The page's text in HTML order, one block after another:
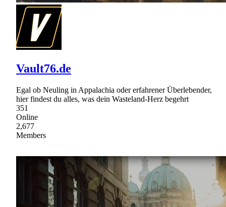
Vault76.de
Egal ob Neuling in Appalachia oder erfahrener Überlebender,
hier findest du alles, was dein Wasteland-Herz begehrt
351
Online
2,677
Members